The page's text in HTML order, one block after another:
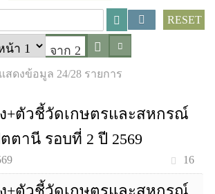
RESET
จาก 2
แสดงข้อมูล 24/28 รายการ
+ตัวชี้วัดเกษตรและสหกรณ์
ตานี รอบที่ 2 ปี 2569
16